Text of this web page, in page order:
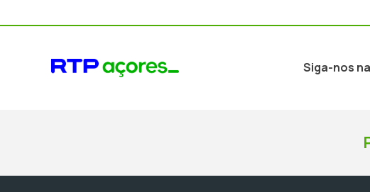
Siga-nos